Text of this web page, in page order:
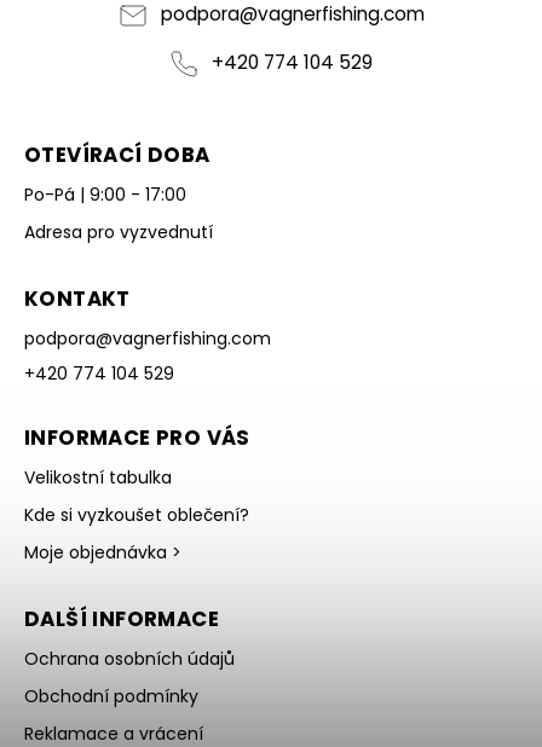
podpora@vagnerfishing.com
+420 774 104 529
OTEVÍRACÍ DOBA
Po-Pá | 9:00 - 17:00
Adresa pro vyzvednutí
KONTAKT
podpora@vagnerfishing.com
+420 774 104 529
INFORMACE PRO VÁS
Velikostní tabulka
Kde si vyzkoušet oblečení?
Moje objednávka >
DALŠÍ INFORMACE
Ochrana osobních údajů
Obchodní podmínky
Reklamace a vrácení